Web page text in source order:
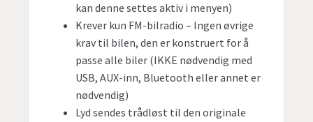
kan denne settes aktiv i menyen)
Krever kun FM-bilradio – Ingen øvrige
krav til bilen, den er konstruert for å
passe alle biler (IKKE nødvendig med
USB, AUX-inn, Bluetooth eller annet er
nødvendig)
Lyd sendes trådløst til den originale